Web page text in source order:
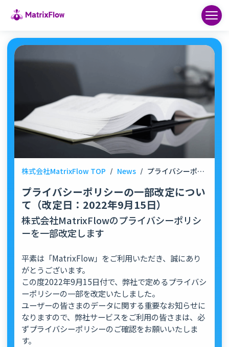
株式会社MatrixFlow TOP / News / プライバシーポリシーの一部改定について（改定日：2022年9月15日）
プライバシーポリシーの一部改定につい
て（改定日：2022年9月15日）
株式会社MatrixFlowのプライバシーポリシ
ーを一部改定します
平素は「MatrixFlow」をご利用いただき、誠にあり
がとうございます。
この度2022年9月15日付で、弊社で定めるプライバシ
ーポリシーの一部を改定いたしました。
ユーザーの皆さまのデータに関する重要なお知らせに
なりますので、弊社サービスをご利用の皆さまは、必
ずプライバシーポリシーのご確認をお願いいたしま
す。